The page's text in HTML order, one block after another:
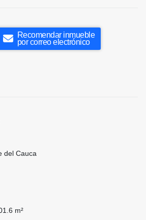
Recomendar inmueble
por correo electrónico
del Cauca
m²